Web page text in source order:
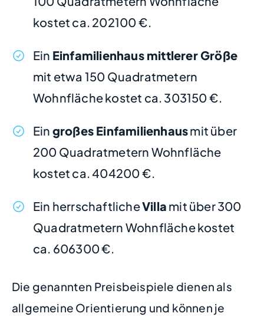
kostet ca. 202100 €.
Ein Einfamilienhaus mittlerer Größe
mit etwa 150 Quadratmetern
Wohnfläche kostet ca. 303150 €.
Ein großes Einfamilienhausmit über
200 Quadratmetern Wohnfläche
kostet ca. 404200 €.
Ein herrschaftlicheVilla mit über 300
Quadratmetern Wohnfläche kostet
ca. 606300 €.
Die genannten Preisbeispiele dienen als
allgemeine Orientierung und können je